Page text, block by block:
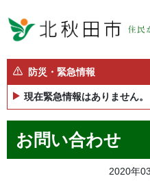
防災・緊急情報
現在緊急情報はありません。
お問い合わせ
2020年